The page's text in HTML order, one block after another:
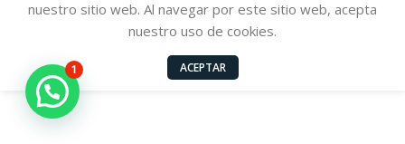
nuestro sitio web. Al navegar por este sitio web, acepta
nuestro uso de cookies.
ACEPTAR
1